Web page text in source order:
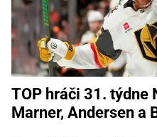
TOP hráči 31. týdne
Marner, Andersen a